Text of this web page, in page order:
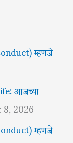
म्हणजे
आजच्या
2026
म्हणजे